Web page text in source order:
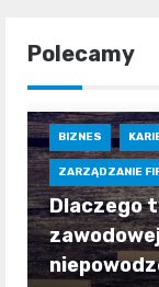
Polecamy
BIZNES
ZARZĄDZANIE
Dlaczego